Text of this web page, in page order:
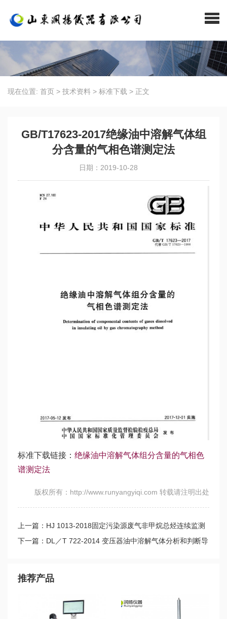
现在位置: 首页 > 技术资料 > 标准下载 > 正文
GB/T17623-2017绝缘油中溶解气体组
分含量的气相色谱测定法
日期：2019-10-28
标准下载链接： 绝缘油中溶解气体组分含量的气相色
谱测定法
版权所有：http://www.runyangyiqi.com 转载请注明出处
上一篇：HJ 1013-2018固定污染源废气非甲烷总烃连续监测
系统技术要求及检测方法
下一篇：DL／T 722-2014 变压器油中溶解气体分析和判断导
推荐产品